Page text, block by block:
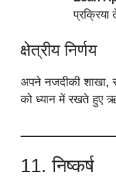
प्रक्रिया
क्षेत्रीय निर्णय
अपने नजदीकी शाखा,
को ध्यान में रखते हुए
11. निष्कर्ष